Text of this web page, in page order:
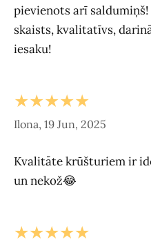
pievienots arī
skaists, kvalitatīvs,
iesaku!
★★★★★
Ilona, 19 Jun, 2025
Kvalitāte krūšturiem ir
un nekož😂
★★★★★